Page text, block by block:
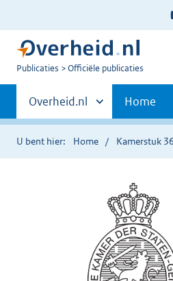
U
Publicaties Officiële publicaties
Primaire
navigatie
Andere
sites
binnen
Overheid.nl Home
U bent hier: Home Kamerstuk